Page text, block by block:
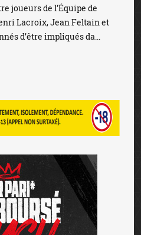
joueurs de l’Équipe de
Lacroix, Jean Feltain et
d’être impliqués da...